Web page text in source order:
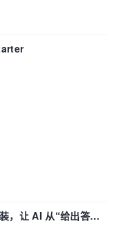
让 AI 从“给出答案”